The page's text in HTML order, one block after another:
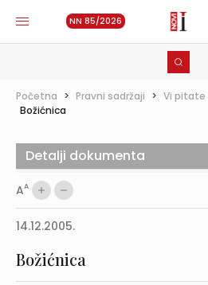
NN 85/2026
Početna > Pravni sadržaji > Vi pitate
Božićnica
AA
14.12.2005.
Božićnica
Detalji dokumenta